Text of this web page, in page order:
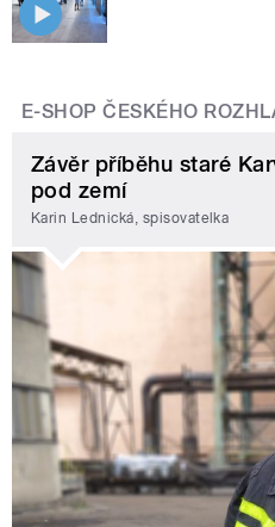
E-SHOP ČESKÉHO
Závěr příběhu staré
pod zemí
Karin Lednická, spisovatelka